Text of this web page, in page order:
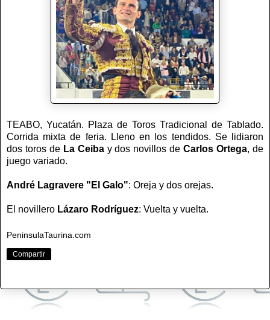
TEABO, Yucatán. Plaza de Toros Tradicional de Tablado.
Corrida mixta de feria. Lleno en los tendidos. Se lidiaron
dos toros de La Ceiba y dos novillos de Carlos Ortega, de
juego variado.
André Lagravere "El Galo": Oreja y dos orejas.
El novillero Lázaro Rodríguez: Vuelta y vuelta.
PeninsulaTaurina.com
Compartir